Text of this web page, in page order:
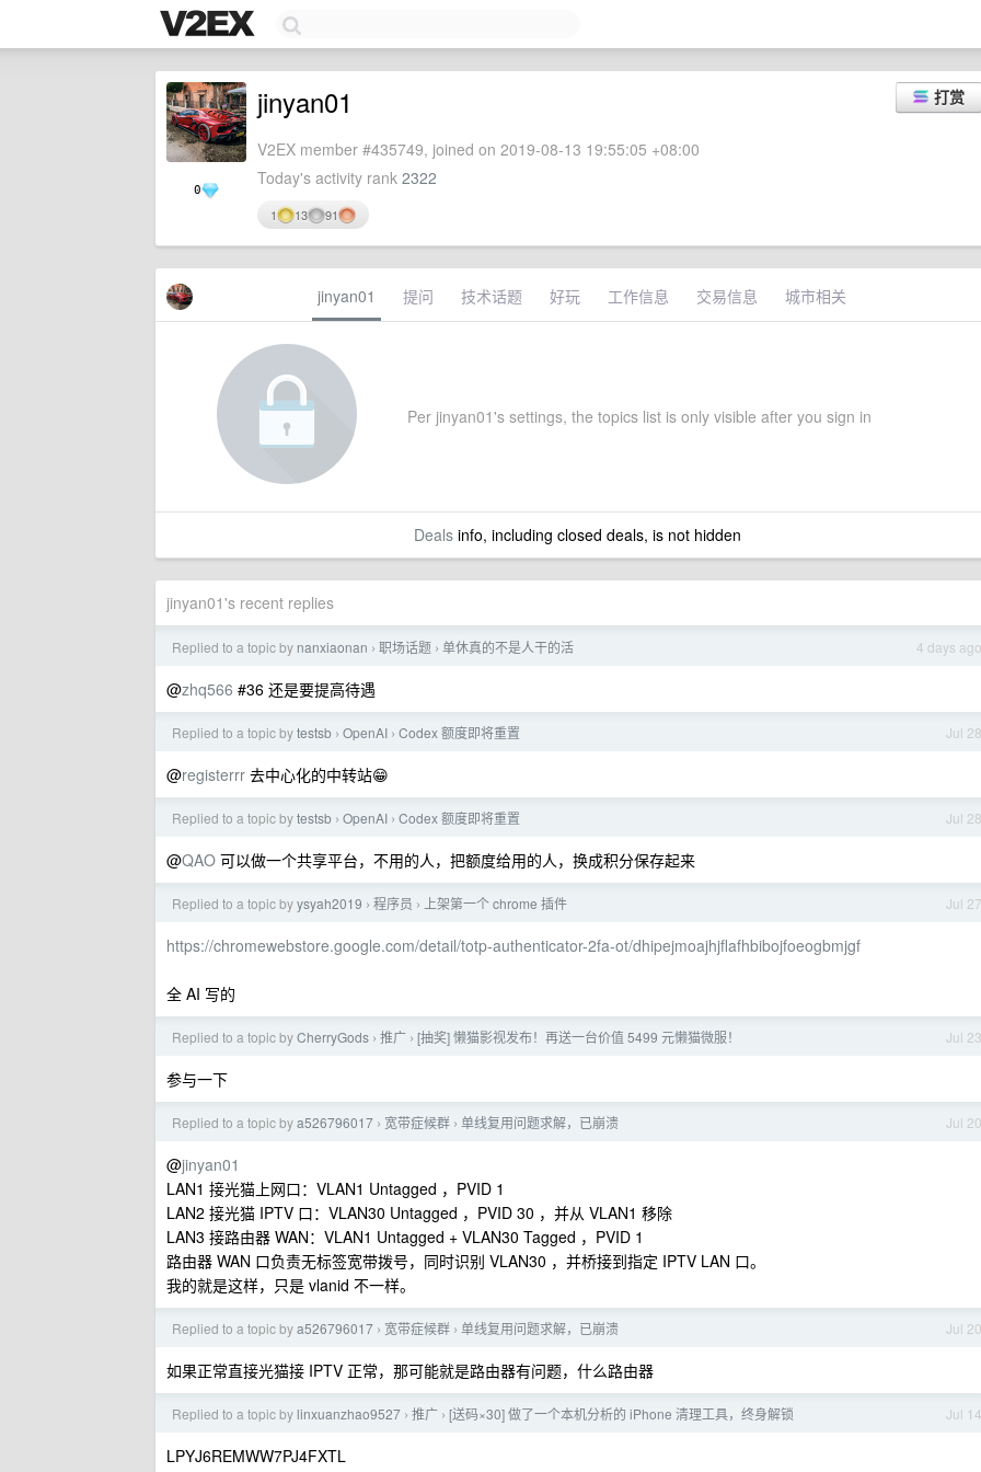
0
打赏
jinyan01
V2EX member #435749, joined on 2019-08-13 19:55:05 +08:00
Today's activity rank 2322
1 13 91
jinyan01 提问 技术话题 好玩 工作信息 交易信息 城市相关
Per jinyan01's settings, the topics list is only visible after you sign in
Dealsinfo, including closed deals, is not hidden
jinyan01's recent replies
4 days ago
Replied to a topic by nanxiaonan › 职场话题 › 单休真的不是人干的活
@zhq566 #36 还是要提高待遇
Jul 28
Replied to a topic bytestsb › OpenAI › Codex 额度即将重置
@registerrr 去中心化的中转站😁
Jul 28
Replied to a topic bytestsb › OpenAI › Codex 额度即将重置
@QAO 可以做一个共享平台，不用的人，把额度给用的人，换成积分保存起来
Jul 27
Replied to a topic byysyah2019 › 程序员 › 上架第一个 chrome 插件
https://chromewebstore.google.com/detail/totp-authenticator-2fa-ot/dhipejmoajhjflafhbibojfoeogbmjgf
全 AI 写的
Jul 23
Replied to a topic byCherryGods › 推广 › [抽奖] 懒猫影视发布！再送一台价值 5499 元懒猫微服！
参与一下
Jul 20
Replied to a topic bya526796017 › 宽带症候群 › 单线复用问题求解，已崩溃
@jinyan01
LAN1 接光猫上网口：VLAN1 Untagged ，PVID 1​
LAN2 接光猫 IPTV 口：VLAN30 Untagged ，PVID 30 ，并从 VLAN1 移除​
LAN3 接路由器 WAN：VLAN1 Untagged + VLAN30 Tagged ，PVID 1​
路由器 WAN 口负责无标签宽带拨号，同时识别 VLAN30 ，并桥接到指定 IPTV LAN 口。
我的就是这样，只是 vlanid 不一样。
Jul 20
Replied to a topic bya526796017 › 宽带症候群 › 单线复用问题求解，已崩溃
如果正常直接光猫接 IPTV 正常，那可能就是路由器有问题，什么路由器
Jul 14
Replied to a topic by linxuanzhao9527 › 推广 › [送码×30] 做了一个本机分析的 iPhone 清理工具，终身解锁
LPYJ6REMWW7PJ4FXTL